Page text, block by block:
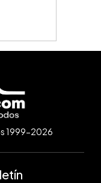
1999-2026